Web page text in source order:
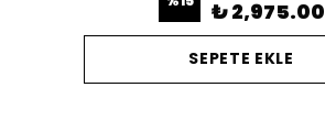
₺ 2,975.00
SEPETE EKLE